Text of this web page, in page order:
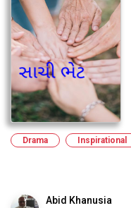
Drama Inspirational
Abid Khanusia